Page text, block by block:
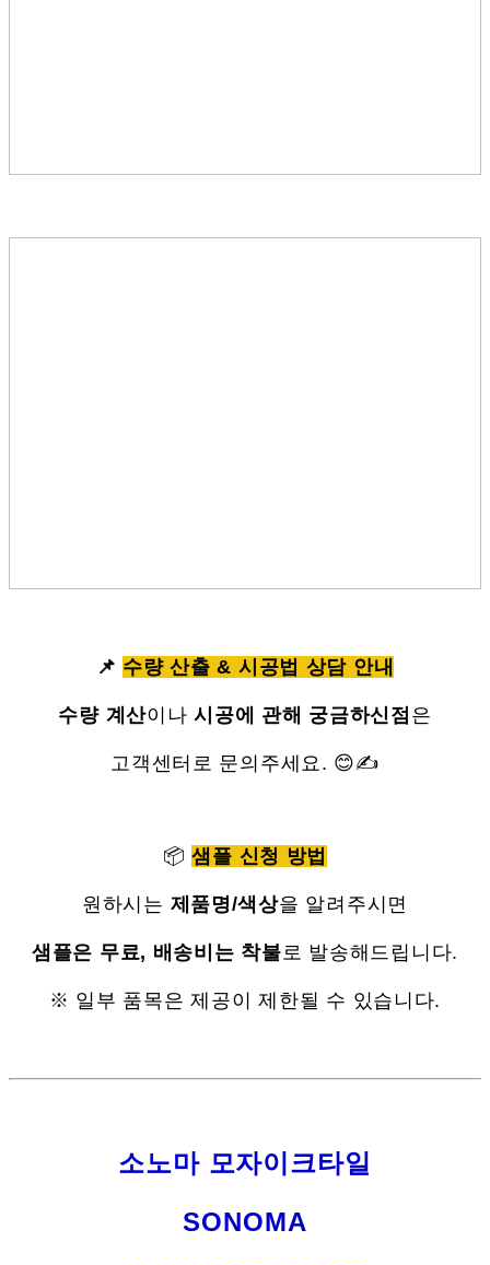
📌 수량 산출 & 시공법 상담 안내
수량 계산이나시공에 관해 궁금하신점 은
고객센터로 문의주세요. 😊✍
📦샘플 신청 방법
원하시는 제품명/색상을 알려주시면
샘플은 무료, 배송비는 착불로 발송해드립니다.
※ 일부 품목은 제공이 제한될 수 있습니다.
소노마 모자이크타일
SONOMA